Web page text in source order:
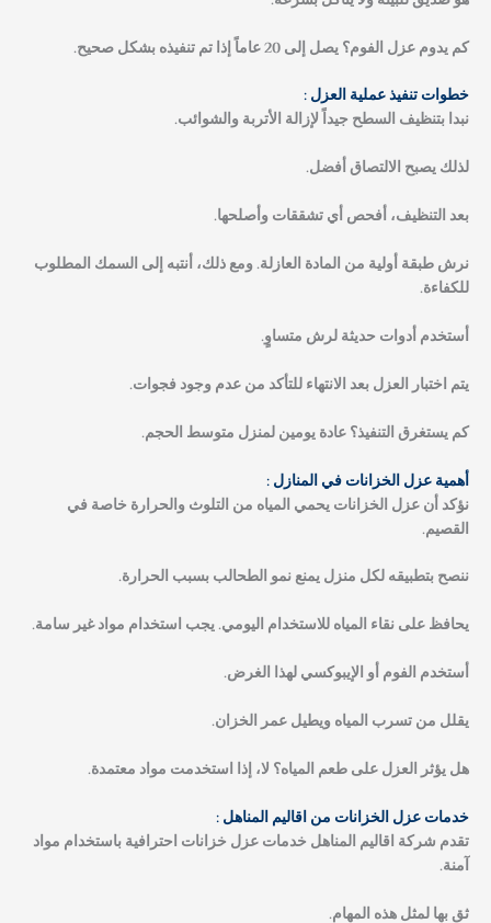
كم يدوم عزل الفوم؟يصل إلى 20 عاماً إذا تم تنفيذه بشكل صحيح.
خطوات تنفيذ عملية العزل :
نبدا بتنظيف السطح جيداً لإزالة الأتربة والشوائب.
لذلك يصبح الالتصاق أفضل.
بعد التنظيف، أفحص أي تشققات وأصلحها.
نرش طبقة أولية من المادة العازلة. ومع ذلك، أنتبه إلى السمك المطلوب
للكفاءة.
أستخدم أدوات حديثة لرش متساوٍ.
يتم اختبار العزل بعد الانتهاء للتأكد من عدم وجود فجوات.
كم يستغرق التنفيذ؟عادة يومين لمنزل متوسط الحجم.
أهمية عزل الخزانات في المنازل :
نؤكد أن عزل الخزانات يحمي المياه من التلوث والحرارة خاصة في
القصيم.
ننصح بتطبيقه لكل منزل يمنع نمو الطحالب بسبب الحرارة.
يحافظ على نقاء المياه للاستخدام اليومي. يجب استخدام مواد غير سامة.
أستخدم الفوم أو الإيبوكسي لهذا الغرض.
يقلل من تسرب المياه ويطيل عمر الخزان.
هل يؤثر العزل على طعم المياه؟ لا، إذا استخدمت مواد معتمدة.
خدمات عزل الخزانات من اقاليم المناهل :
تقدم شركة اقاليم المناهل خدمات عزل خزانات احترافية باستخدام مواد
آمنة.
ثق بها لمثل هذه المهام.